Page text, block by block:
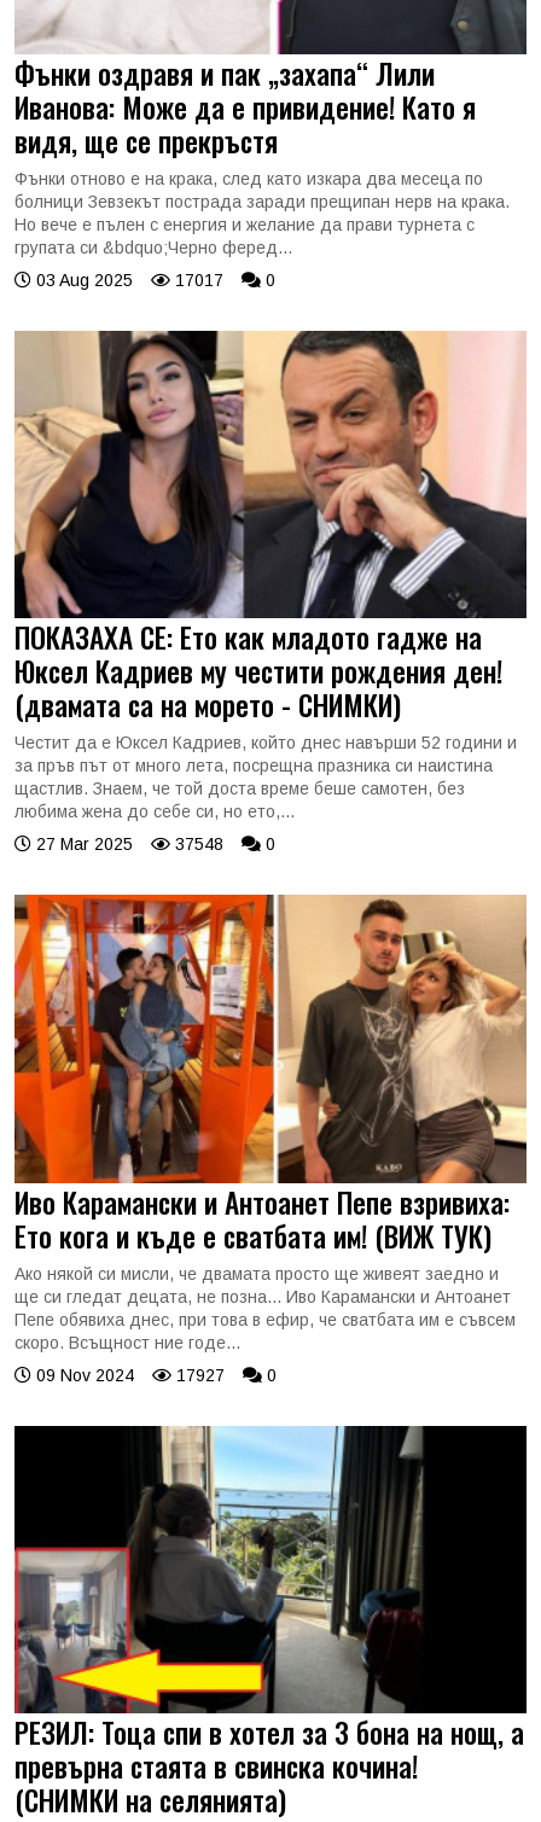
Фънки оздравя и пак „захапа“ Лили
Иванова: Може да е привидение! Като я
видя, ще се прекръстя
Фънки отново е на крака, след като изкара два месеца по
болници Зевзекът пострада заради прещипан нерв на крака.
Но вече е пълен с енергия и желание да прави турнета с
групата си &bdquo;Черно феред...
03 Aug 2025
17017 0
ПОКАЗАХА СЕ: Ето как младото гадже на
Юксел Кадриев му честити рождения ден!
(двамата са на морето - СНИМКИ)
Честит да е Юксел Кадриев, който днес навърши 52 години и
за пръв път от много лета, посрещна празника си наистина
щастлив. Знаем, че той доста време беше самотен, без
любима жена до себе си, но ето,...
27 Mar 2025
37548 0
Иво Карамански и Антоанет Пепе взривиха:
Ето кога и къде е сватбата им! (ВИЖ ТУК)
Ако някой си мисли, че двамата просто ще живеят заедно и
ще си гледат децата, не позна... Иво Карамански и Антоанет
Пепе обявиха днес, при това в ефир, че сватбата им е съвсем
скоро. Всъщност ние годе...
09 Nov 2024
17927 0
РЕЗИЛ: Тоца спи в хотел за 3 бона на нощ, а
превърна стаята в свинска кочина!
(СНИМКИ на селянията)